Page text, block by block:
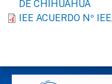
DE CHIHUAHUA
IEE ACUERDO Nº